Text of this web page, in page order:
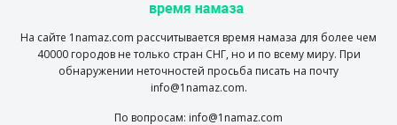
На сайте 1namaz.com рассчитывается время намаза для более чем
40000 городов не только стран СНГ, но и по всему миру. При
обнаружении неточностей просьба писать на почту
info@1namaz.com.
По вопросам: info@1namaz.com